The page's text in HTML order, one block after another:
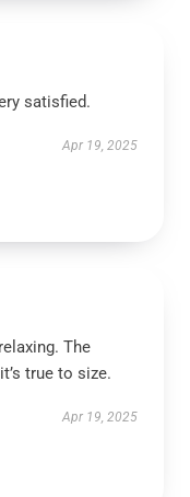
satisfied.
Apr 19, 2025
The
true to size.
Apr 19, 2025